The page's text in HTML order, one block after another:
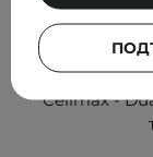
АКЦИЯ БЕСТСЕЛЛЕР
Celimax -